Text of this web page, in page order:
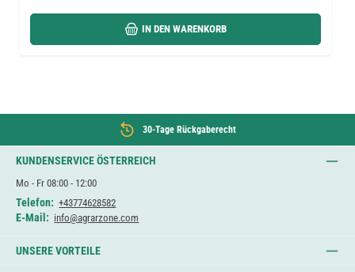
IN DEN WARENKORB
30-Tage Rückgaberecht
KUNDENSERVICE ÖSTERREICH
Mo - Fr 08:00 - 12:00
Telefon: +43774628582
E-Mail: info@agrarzone.com
UNSERE VORTEILE